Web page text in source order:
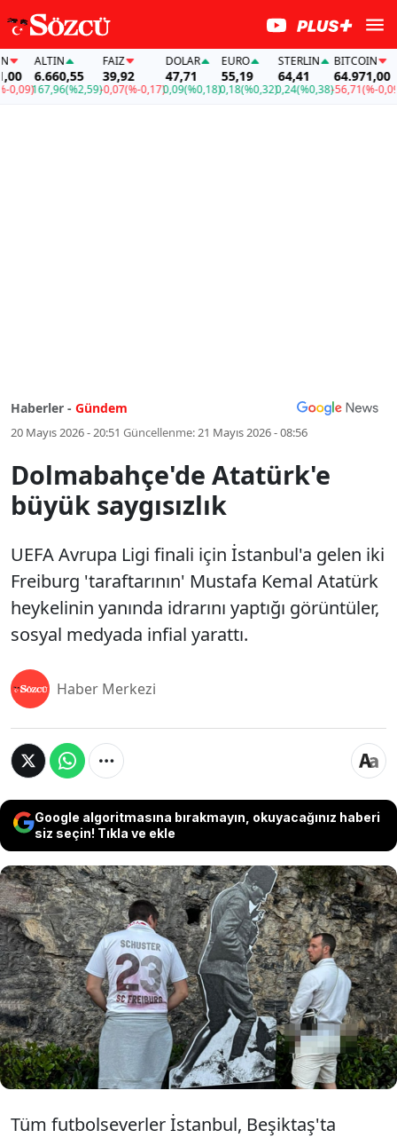
ALTIN
6.660,55
167,96(%2,59)
FAİZ
39,92
-0,07(%-0,17)
DOLAR
47,71
0,09(%0,18)
EURO
55,19
0,18(%0,32)
STERLIN
64,41
0,24(%0,38)
BITCOIN
64.971,00
-56,71(%-0,09)
Haberler - Gündem
20 Mayıs 2026 - 20:51 Güncellenme:21 Mayıs 2026 - 08:56
Dolmabahçe'de Atatürk'e
büyük saygısızlık
UEFA Avrupa Ligi finali için İstanbul'a gelen iki
Freiburg 'taraftarının' Mustafa Kemal Atatürk
heykelinin yanında idrarını yaptığı görüntüler,
sosyal medyada infial yarattı.
Haber Merkezi
Google algoritmasına bırakmayın, okuyacağınız haberi
siz seçin! Tıkla ve ekle
UEFA Avrupa Ligi finali için İstanbul'a gelen
iki Freiburg 'taraftarının' Mustafa Kemal
Atatürk heykelinin yanında idrarını yaptığı
görüntüler, sosyal medyada infial yarattı.
Tüm futbolseverler İstanbul, Beşiktaş'ta